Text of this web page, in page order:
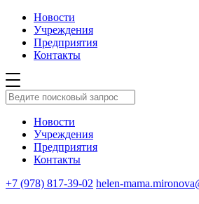
Новости
Учреждения
Предприятия
Контакты
Новости
Учреждения
Предприятия
Контакты
+7 (978) 817-39-02 helen-